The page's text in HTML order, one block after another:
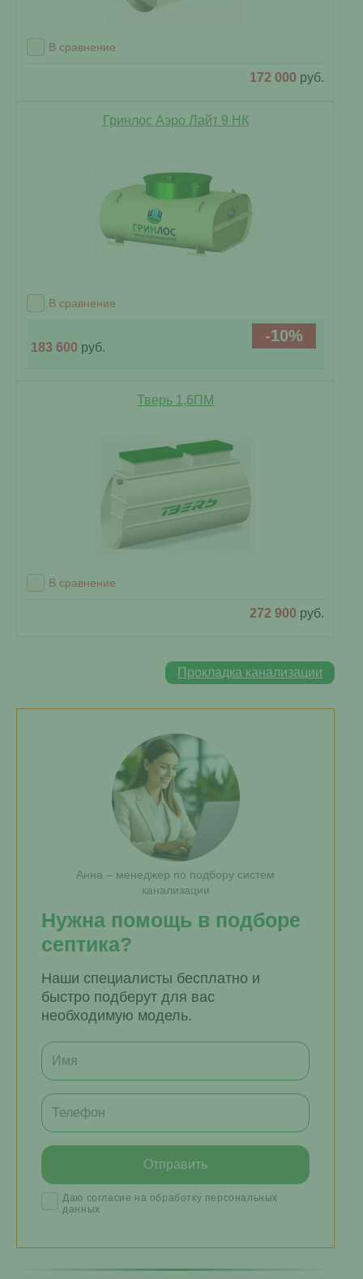
В сравнение
172 000 руб.
Гринлос Аэро Лайт 9 НК
В сравнение
183 600 руб.
-10%
Тверь 1,6ПМ
В сравнение
272 900 руб.
Прокладка канализации
Анна – менеджер по подбору систем
канализации
Нужна помощь в подборе
септика?
Наши специалисты бесплатно и
быстро подберут для вас
необходимую модель.
Даю согласие на обработку персональных
данных